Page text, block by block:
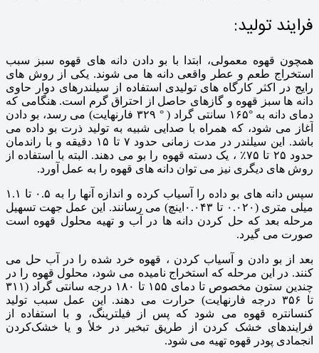
فرایند تولید:
همچون قهوه معمولی، ابتدا با بو دادن دانه های قهوه سبز سبب
استخراج طعم و عطر واقعی دانه ها می شوند. یکی از روش های
رایج در اکثر کارگاه های تولیدی استفاده از سیلندرهای دوار حاوی
دانه ها سبز قهوه و گازهای حاصل از احتراق گرم است. هنگامی که
دمای دانه به °۱۶۵ سانتی گراد ( ° ۳۲۹ فارنهایت) می رسد، بو دادن
آغاز می شود، که همراه با صدایی شبیه به تولید ذرت بو داده می
باشد. این سیلندر در مدت زمانی حدود ۷ تا ۱۵ دقیقه و با راندمان
حدود ۲۵ تا ۷۵٪ ، یک دسته قهوه را بو می دهند. البته با استفاده از
روش های دیگری نیز می توان دانه های قهوه را به عمل آورد.
سپس دانه های بو داده را آسیاب کرده و اندازه آنها را به ۰.۵ تا ۱.۱
میلی متری (۰.۰۲۰ تا ۰.۰۴۳اینچ) می رسانند. این عمل جهت تسهیل
مرحله بعد که حل کردن دانه ها در آب و تهیه محلول قهوه است
صورت می گیرد.
بعد از بو دادن و آسیاب کردن ، قهوه خرد شده را در آب حل می
کنند. در این مرحله که استخراج نامیده می شود، محلول قهوه را در
چندین ستون مخصوص تا دمای ۱۵۵ تا ۱۸۰ درجه سانتی گراد (۳۱۱
تا ۳۵۶ درجه فارنهایت) حرارت می دهند. این عمل سبب تولید
کنسانتره قهوه می شود که پس از فیلترینگ، و با استفاده از
فرایندهای خشک کردن از طریق تبخیر در خلأ و یا خشک‌کردن
انجمادی پودر قهوه تهیه می شود.